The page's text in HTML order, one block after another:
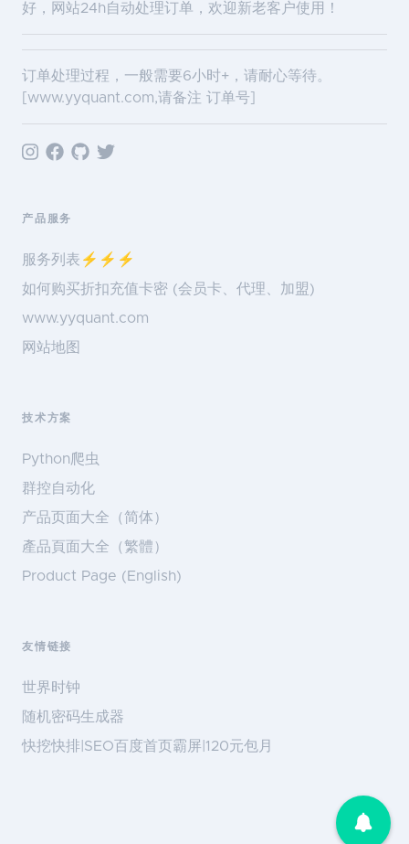
好，网站24h自动处理订单，欢迎新老客户使用！
订单处理过程，一般需要6小时+，请耐心等待。
www.yyquant.com,请备注 订单号]
产品服务
服务列表⚡️⚡️⚡️
如何购买折扣充值卡密 (会员卡、代理、加盟)
www.yyquant.com
网站地图
技术方案
Python爬虫
群控自动化
产品页面大全（简体）
產品頁面大全（繁體）
Product Page (English)
友情链接
世界时钟
随机密码生成器
快挖快排|SEO百度首页霸屏|120元包月